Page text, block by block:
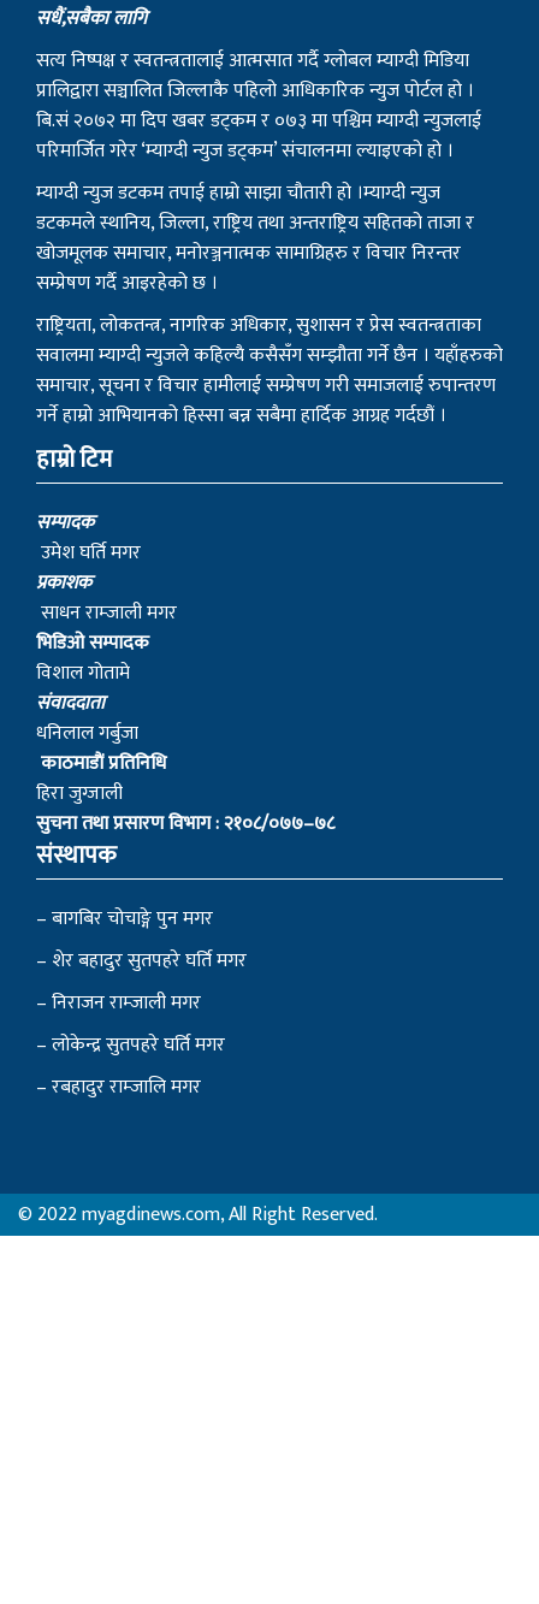
सधैं,सबैका लागि
सत्य निष्पक्ष र स्वतन्त्रतालाई आत्मसात गर्दै ग्लोबल म्याग्दी मिडिया
प्रालिद्वारा सञ्चालित जिल्लाकै पहिलो आधिकारिक न्युज पोर्टल हो ।
बि.सं २०७२ मा दिप खबर डट्कम र ०७३ मा पश्चिम म्याग्दी न्युजलाई
परिमार्जित गरेर ‘म्याग्दी न्युज डट्कम’ संचालनमा ल्याइएको हो ।
म्याग्दी न्युज डटकम तपाई हाम्रो साझा चौतारी हो ।म्याग्दी न्युज
डटकमले स्थानिय, जिल्ला, राष्ट्रिय तथा अन्तराष्ट्रिय सहितको ताजा र
खोजमूलक समाचार, मनोरञ्जनात्मक सामाग्रिहरु र विचार निरन्तर
सम्प्रेषण गर्दै आइरहेको छ ।
राष्ट्रियता, लोकतन्त्र, नागरिक अधिकार, सुशासन र प्रेस स्वतन्त्रताका
सवालमा म्याग्दी न्युजले कहिल्यै कसैसँग सम्झौता गर्ने छैन । यहाँहरुको
समाचार, सूचना र विचार हामीलाई सम्प्रेषण गरी समाजलाई रुपान्तरण
गर्ने हाम्रो आभियानको हिस्सा बन्न सबैमा हार्दिक आग्रह गर्दछौं ।
हाम्रो टिम
सम्पादक
उमेश घर्ति मगर
प्रकाशक
साधन राम्जाली मगर
भिडिओ सम्पादक
विशाल गोतामे
स‌ंवाददाता
धनिलाल गर्बुजा
काठमाडाैं प्रतिनिधि
हिरा जुग्जाली
सुचना तथा प्रसारण विभाग : २१०८/०७७–७८
संस्थापक
– बागबिर चोचाङ्गे पुन मगर
– शेर बहादुर सुतपहरे घर्ति मगर
– निराजन राम्जाली मगर
– लोकेन्द्र सुतपहरे घर्ति मगर
– रबहादुर राम्जालि मगर
© 2022 myagdinews.com, All Right Reserved.